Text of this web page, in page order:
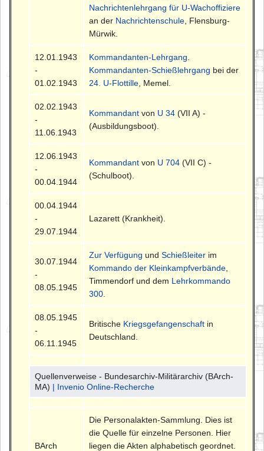
Nachrichtenlehrgang für U-Wachoffiziere
an der Nachrichtenschule , Flensburg-
Mürwik.
12.01.1943
-
01.02.1943
Kommandanten-Lehrgang
Kommandanten-Schießlehrgang bei der
24. U-Flottille , Memel.
02.02.1943
-
11.06.1943
Kommandant von U 34 (VII A) -
(Ausbildungsboot).
12.06.1943
-
00.04.1944
Kommandant von U 704 (VII C) -
(Schulboot).
00.04.1944
-
29.07.1944
Lazarett (Krankheit).
30.07.1944
-
08.05.1945
Zur Verfügung undSchießleiter im
Kommando der Kleinkampfverbände
Timmendorf und dem Lehrkommando
300
08.05.1945
-
06.11.1945
Britische Kriegsgefangenschaft in
Deutschland.
Quellenverweise - Bundesarchiv-Militärarchiv (BArch-
MA) | Invenio Online-Recherche
BArch
Die Personalakten-Sammlung. Dies ist
die Quelle für einzelne Personen. Hier
liegen die Akten alphabetisch geordnet.